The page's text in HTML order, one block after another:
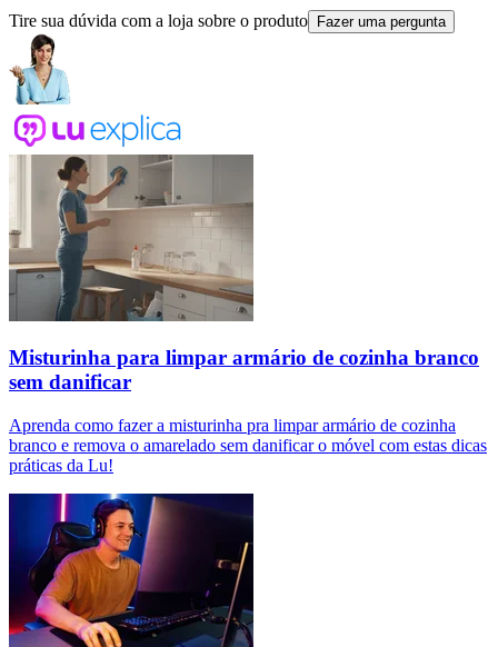
Tire sua dúvida com a loja sobre o produto Fazer uma pergunta
Misturinha para limpar armário de cozinha branco
sem danificar
Aprenda como fazer a misturinha pra limpar armário de cozinha
branco e remova o amarelado sem danificar o móvel com estas dicas
práticas da Lu!